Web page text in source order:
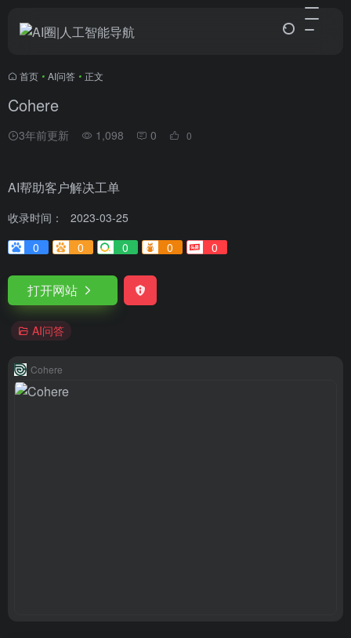
首页 • AI问答 • 正文
Cohere
3年前更新 1,098 0 0
AI帮助客户解决工单
收录时间：
2023-03-25
0
0 0 0 0
打开网站
AI问答
Cohere